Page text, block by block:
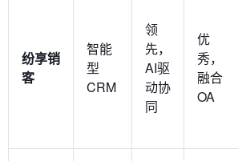
纷享销
客
智能
型
CRM
领
先，
AI驱
动协
同
优
秀，
融合
OA